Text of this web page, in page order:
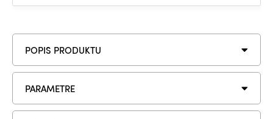
POPIS PRODUKTU
PARAMETRE